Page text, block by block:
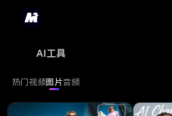
AI工具
热门视频图片音频